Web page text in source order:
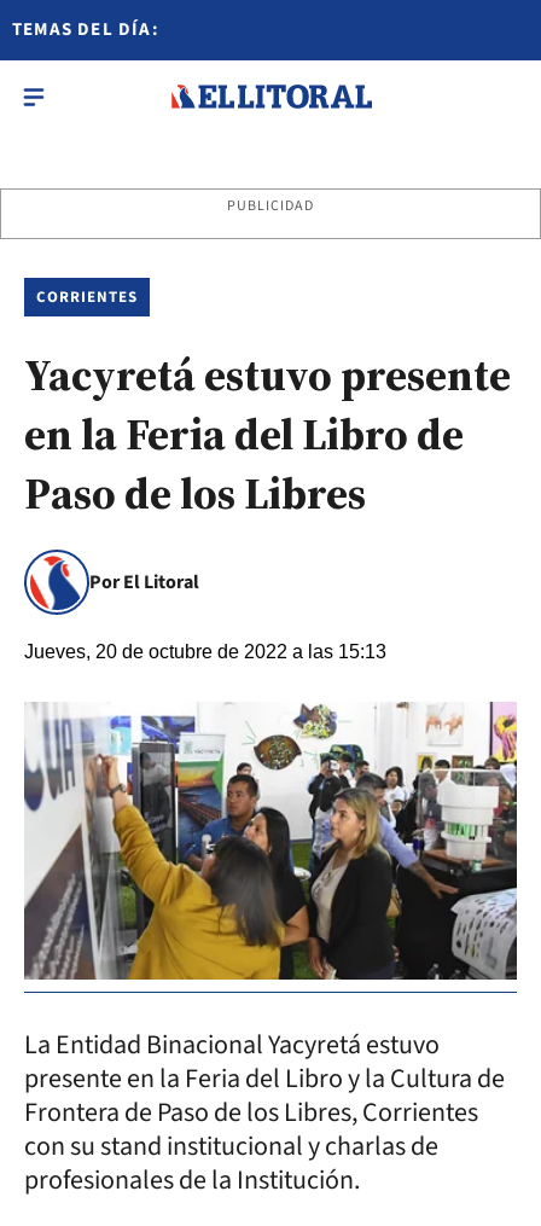
TEMAS DEL DÍA:
PUBLICIDAD
CORRIENTES
Yacyretá estuvo presente
en la Feria del Libro de
Paso de los Libres
Por El Litoral
Jueves, 20 de octubre de 2022 a las 15:13
La Entidad Binacional Yacyretá estuvo
presente en la Feria del Libro y la Cultura de
Frontera de Paso de los Libres, Corrientes
con su stand institucional y charlas de
profesionales de la Institución.